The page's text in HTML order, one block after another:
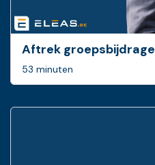
Aftrek groepsbijdrage
53 minuten